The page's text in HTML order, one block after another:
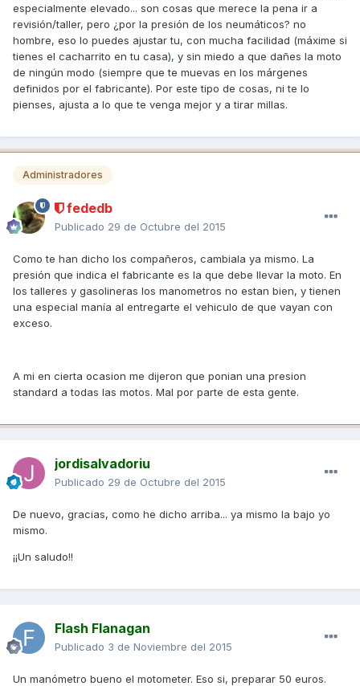
especialmente elevado... son cosas que merece la pena ir a
revisión/taller, pero ¿por la presión de los neumáticos? no
hombre, eso lo puedes ajustar tu, con mucha facilidad (máxime si
tienes el cacharrito en tu casa), y sin miedo a que dañes la moto
de ningún modo (siempre que te muevas en los márgenes
definidos por el fabricante). Por este tipo de cosas, ni te lo
pienses, ajusta a lo que te venga mejor y a tirar millas.
Administradores
fededb
Publicado 29 de Octubre del 2015
Como te han dicho los compañeros, cambiala ya mismo. La
presión que indica el fabricante es la que debe llevar la moto. En
los talleres y gasolineras los manometros no estan bien, y tienen
una especial manía al entregarte el vehiculo de que vayan con
exceso.
A mi en cierta ocasion me dijeron que ponian una presion
standard a todas las motos. Mal por parte de esta gente.
jordisalvadoriu
Publicado 29 de Octubre del 2015
De nuevo, gracias, como he dicho arriba... ya mismo la bajo yo
mismo.
¡¡Un saludo!!
Flash Flanagan
Publicado 3 de Noviembre del 2015
Un manómetro bueno el motometer. Eso si, preparar 50 euros.